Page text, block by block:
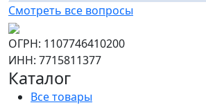
Смотреть все вопросы
ОГРН: 1107746410200
ИНН: 7715811377
Каталог
Все товары